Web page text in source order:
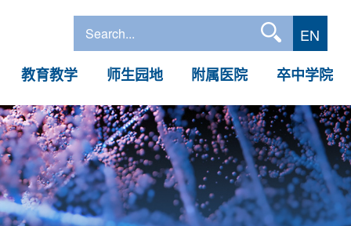
EN
教育教学
师生园地 附属医院 卒中学院